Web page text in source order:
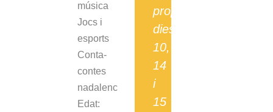
música
Jocs i
esports
Conta-
contes
nadalenc
Edat:
propers
dies
10,
14
i
15